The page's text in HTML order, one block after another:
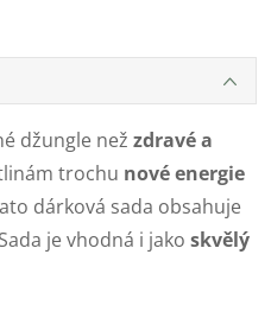
džungle než zdravé a
trochu nové energie
dárková sada obsahuje
je vhodná i jako skvělý